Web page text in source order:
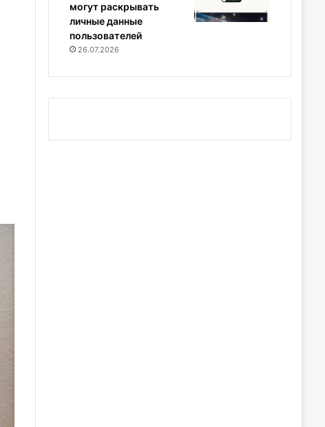
могут раскрывать
личные данные
пользователей
26.07.2026